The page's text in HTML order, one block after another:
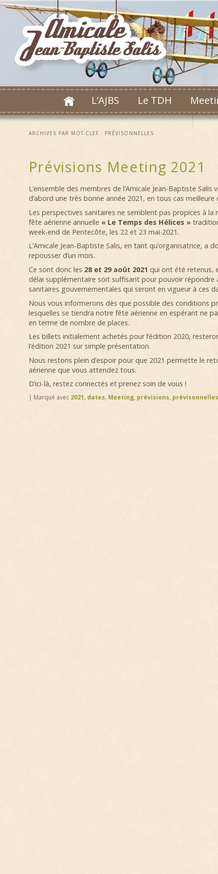
L’AJBS Le TDH
ARCHIVES PAR MOT-CLEF : PRÉVISONNELLES
Prévisions Meeting 2021
L’ensemble des membres de l’Amicale Jean-Baptiste
d’abord une très bonne année 2021, en tous cas
Les perspectives sanitaires ne semblent pas propices à la
fête aérienne annuelle « Le Temps des Hélices »
week-end de Pentecôte, les 22 et 23 mai 2021.
L’Amicale Jean-Baptiste Salis, en tant qu’organisatrice, a
repousser d’un mois.
Ce sont donc les 28 et 29 août 2021 qui ont été retenus,
délai supplémentaire soit suffisant pour pouvoir répondre
sanitaires gouvernementales qui seront en vigueur à ces
Nous vous informerons dès que possible des conditions
lesquelles se tiendra notre fête aérienne en espérant ne
en terme de nombre de places.
Les billets initialement achetés pour l’édition 2020,
l’édition 2021 sur simple présentation.
Nous restons plein d’espoir pour que 2021 permette le
aérienne que vous attendez tous.
D’ici-là, restez connectés et prenez soin de vous !
| Marqué avec 2021, dates, Meeting, prévisions, prévisonnelles